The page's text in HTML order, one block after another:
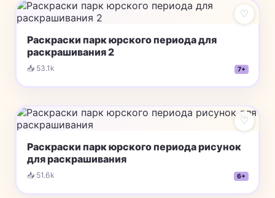
♡
Раскраски парк юрского периода для
раскрашивания 2
📥 53.1k 7+
♡
Раскраски парк юрского периода рисунок
для раскрашивания
📥 51.6k 6+